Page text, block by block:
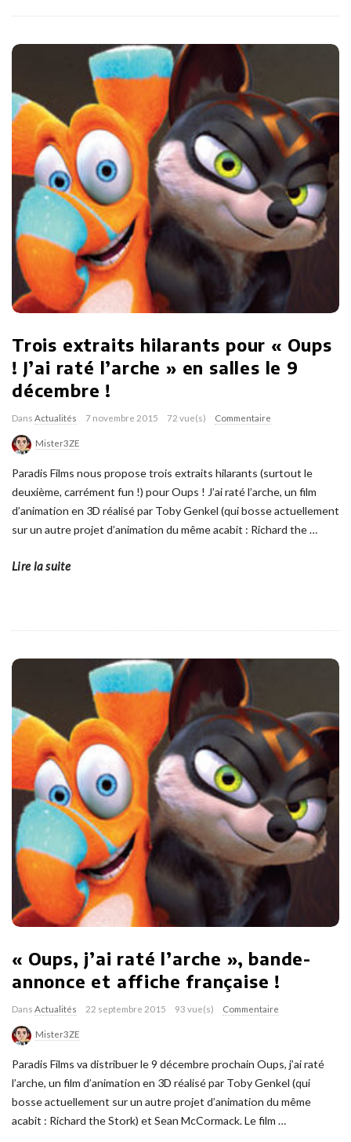
Trois extraits hilarants pour « Oups
! J’ai raté l’arche » en salles le 9
décembre !
Dans Actualités 7 novembre 2015 72 vue(s) Commentaire
Mister3ZE
Paradis Films nous propose trois extraits hilarants (surtout le
deuxième, carrément fun !) pour Oups ! J’ai raté l’arche, un film
d’animation en 3D réalisé par Toby Genkel (qui bosse actuellement
sur un autre projet d’animation du même acabit : Richard the…
Lire la suite
« Oups, j’ai raté l’arche », bande-
annonce et affiche française !
Dans Actualités 22 septembre 2015 93 vue(s) Commentaire
Mister3ZE
Paradis Films va distribuer le 9 décembre prochain Oups, j’ai raté
l’arche, un film d’animation en 3D réalisé par Toby Genkel (qui
bosse actuellement sur un autre projet d’animation du même
acabit : Richard the Stork) et Sean McCormack. Le film …